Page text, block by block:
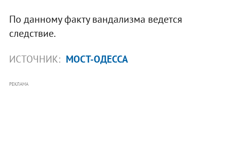
По данному факту вандализма ведется
следствие.
ИСТОЧНИК: МОСТ-ОДЕССА
РЕКЛАМА